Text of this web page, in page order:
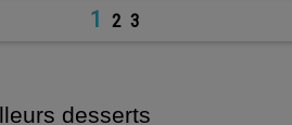
123
desserts